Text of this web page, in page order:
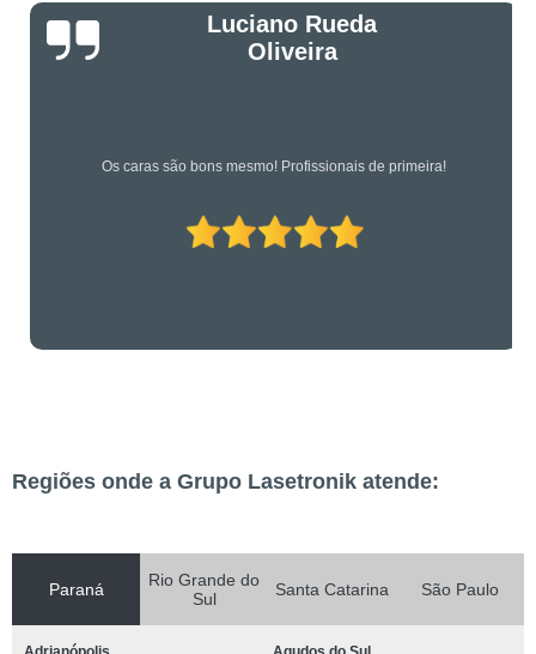
Luciano Rueda
Oliveira
Os caras são bons mesmo! Profissionais de primeira!
Regiões onde a Grupo Lasetronik atende:
Paraná
Rio Grande do
Sul
Santa Catarina São Paulo